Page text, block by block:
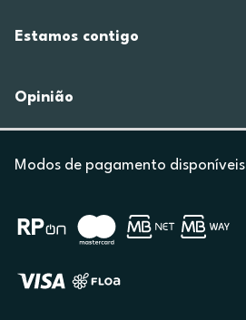
Estamos contigo
Opinião
Modos de pagamento disponíveis